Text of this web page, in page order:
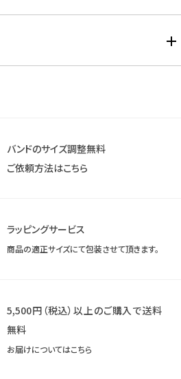
レス（ウォームゴールド色めっき）
サイトより「MY CITIZEN」にお買い上げの腕
。バンドのサイズ調整無料
ご依頼方法はこちら
ラッピングサービス
商品の適正サイズにて包装させて頂きます。
5,500円（税込）以上のご購入で送料
無料
お届けについてはこちら